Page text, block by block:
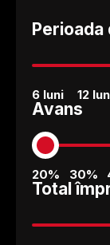
Perioada
6 luni 12
Avans
20% 30%
Total